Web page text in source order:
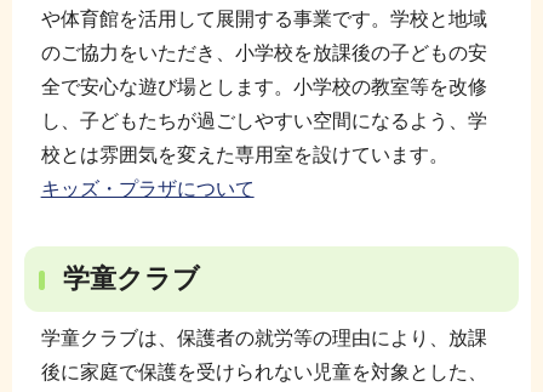
や体育館を活用して展開する事業です。学校と地域
のご協力をいただき、小学校を放課後の子どもの安
全で安心な遊び場とします。小学校の教室等を改修
し、子どもたちが過ごしやすい空間になるよう、学
校とは雰囲気を変えた専用室を設けています。
キッズ・プラザについて
学童クラブ
学童クラブは、保護者の就労等の理由により、放課
後に家庭で保護を受けられない児童を対象とした、